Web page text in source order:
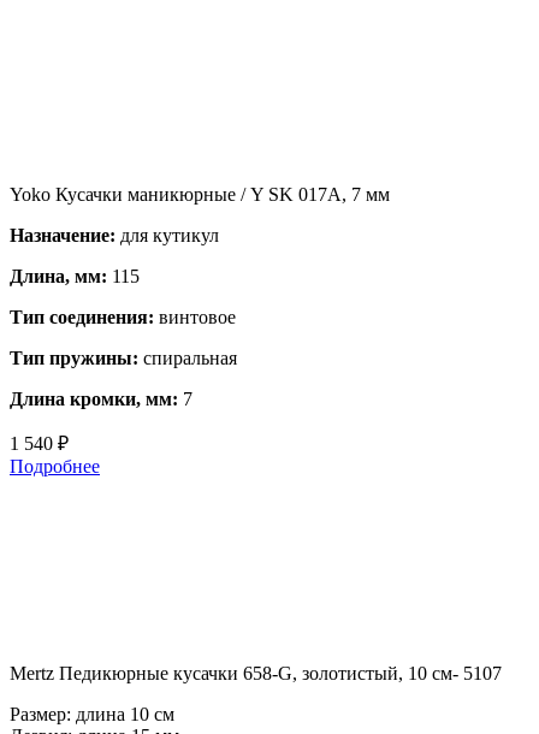
Yoko Кусачки маникюрные / Y SK 017А, 7 мм
Назначение: для кутикул
Длина, мм: 115
Тип соединения: винтовое
Тип пружины: спиральная
Длина кромки, мм: 7
1 540 ₽
Подробнее
Mertz Педикюрные кусачки 658-G, золотистый, 10 см- 5107
Размер: длина 10 см